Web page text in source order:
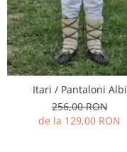
Itari / Pantaloni Albi
256,00 RON
de la 129,00 RON